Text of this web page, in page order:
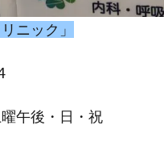
ニック」
午後・日・祝